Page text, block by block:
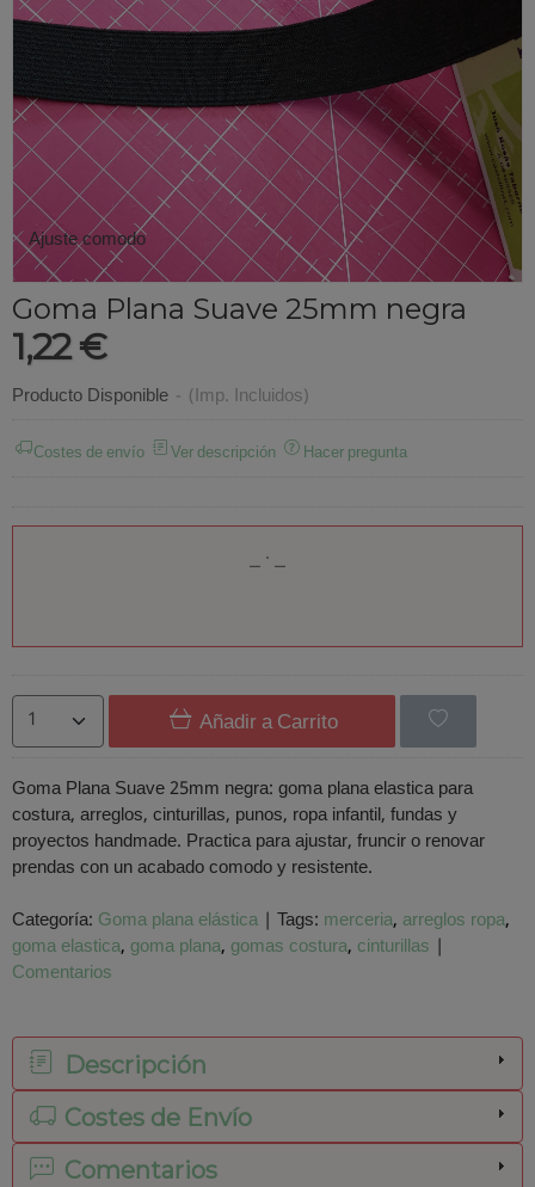
Ajuste comodo
Goma Plana Suave 25mm negra
1,22 €
Producto Disponible - (Imp. Incluidos)
Costes de envío Ver descripción Hacer pregunta
Añadir a Carrito
Goma Plana Suave 25mm negra: goma plana elastica para
costura, arreglos, cinturillas, punos, ropa infantil, fundas y
proyectos handmade. Practica para ajustar, fruncir o renovar
prendas con un acabado comodo y resistente.
Categoría: Goma plana elástica | Tags: merceria arreglos ropa
goma elastica goma plana gomas costura cinturillas |
Comentarios
Descripción
Costes de Envío
Comentarios